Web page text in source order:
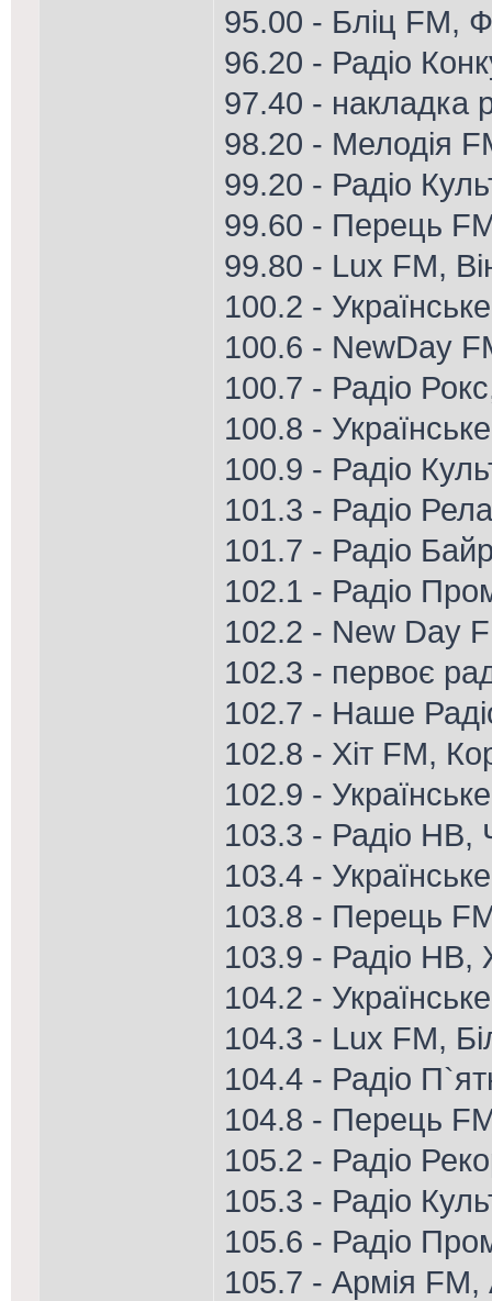
95.00 - Бліц FM,
96.20 - Радіо
97.40 - накладка
98.20 - Мелодія
99.20 - Радіо
99.60 - Перець
99.80 - Lux FM,
100.2 -
100.6 - NewDay
100.7 - Радіо
100.8 -
100.9 - Радіо
101.3 - Радіо
101.7 - Радіо
102.1 - Радіо
102.2 - New Day
102.3 - первоє
102.7 - Наше
102.8 - Хіт FM,
102.9 -
103.3 - Радіо НВ,
103.4 -
103.8 - Перець
103.9 - Радіо НВ,
104.2 -
104.3 - Lux FM,
104.4 - Радіо
104.8 - Перець
105.2 - Радіо
105.3 - Радіо
105.6 - Радіо
105.7 - Армія FM,